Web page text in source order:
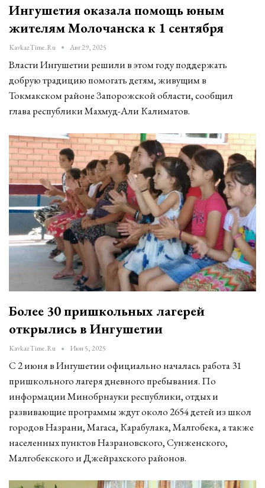
Ингушетия оказала помощь юным
жителям Молочанска к 1 сентября
KavkazTime.ru Авг 29, 2025
Власти Ингушетии решили в этом году поддержать
добрую традицию помогать детям, живущим в
Токмакском районе Запорожской области, сообщил
глава республики Махмуд-Али Калиматов.
Более 30 пришкольных лагерей
открылись в Ингушетии
KavkazTime.ru Июн 5, 2025
С 2 июня в Ингушетии официально началась работа 31
пришкольного лагеря дневного пребывания. По
информации Минобрнауки республики, отдых и
развивающие программы ждут около 2654 детей из школ
городов Назрани, Магаса, Карабулака, Малгобека, а также
населенных пунктов Назрановского, Сунженского,
Малгобекского и Джейрахского районов.